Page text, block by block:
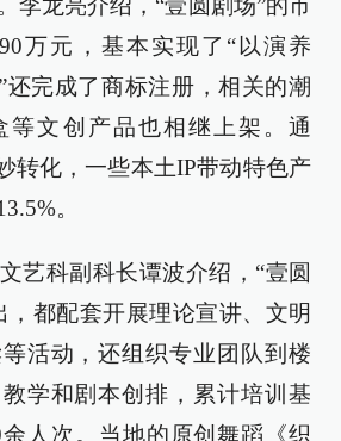
李龙亮介绍，“壹圆剧场”的市
万元，基本实现了“以演养
还完成了商标注册，相关的潮
等文创产品也相继上架。通
转化，一些本土IP带动特色产
。
艺科副科长谭波介绍，“壹圆
，都配套开展理论宣讲、文明
活动，还组织专业团队到楼
学和剧本创排，累计培训基
人次。当地的原创舞蹈《织